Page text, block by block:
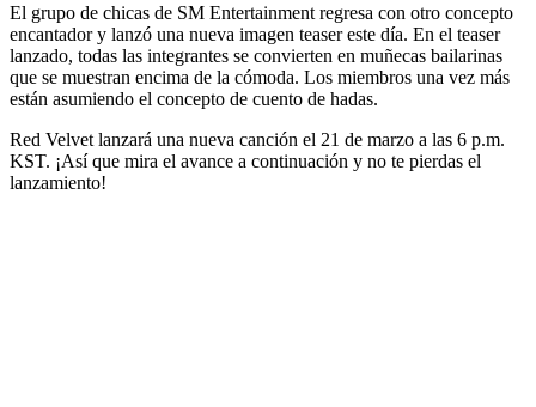
El grupo de chicas de SM Entertainment regresa con otro concepto
encantador y lanzó una nueva imagen teaser este día. En el teaser
lanzado, todas las integrantes se convierten en muñecas bailarinas
que se muestran encima de la cómoda. Los miembros una vez más
están asumiendo el concepto de cuento de hadas.
Red Velvet lanzará una nueva canción el 21 de marzo a las 6 p.m.
KST. ¡Así que mira el avance a continuación y no te pierdas el
lanzamiento!